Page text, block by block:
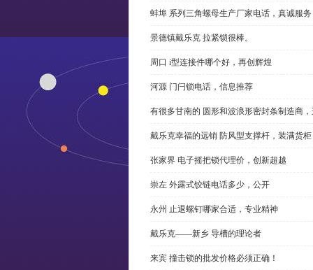
蚌埠 系列三角螺母生产厂家电话，真诚服务
景德镇戴乐克 拉紧锁很棒。
周口 i型连接件哪个好，再创辉煌
河源 门闩锁电话，信息推荐
有很多甘南的 圆形和波浪形密封条制造商
戴乐克幸福的远销 防风型支撑杆，装满货柜
张家界 电子摇把锁代理价，创新超越
崇左 外露式铰链电话多少，公开
永州 止退螺钉哪家合适，专业精神
戴乐克——新乡 导槽的理论者
来宾 撞击锁的批发价格必须正确！